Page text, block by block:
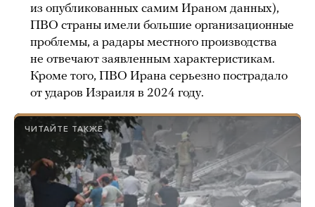
из опубликованных самим Ираном данных),
ПВО страны имели большие организационные
проблемы, а радары местного производства
не отвечают заявленным характеристикам.
Кроме того, ПВО Ирана серьезно пострадало
от ударов Израиля в 2024 году.
ЧИТАЙТЕ ТАКЖЕ